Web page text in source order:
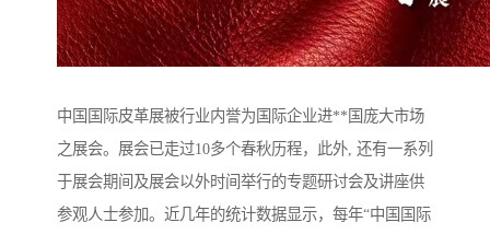
中国国际皮革展被行业内誉为国际企业进**国庞大市场
之展会。展会已走过10多个春秋历程，此外, 还有一系列
于展会期间及展会以外时间举行的专题研讨会及讲座供
参观人士参加。近几年的统计数据显示，每年“中国国际